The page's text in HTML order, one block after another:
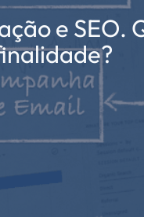
e SEO.